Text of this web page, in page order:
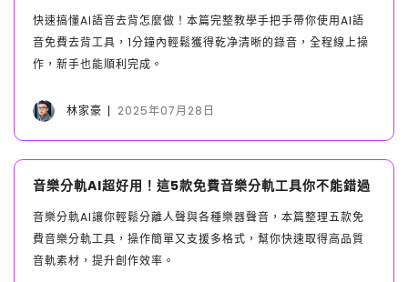
快速搞懂AI語音去背怎麼做！本篇完整教學手把手帶你使用AI語
音免費去背工具，1分鐘內輕鬆獲得乾净清晰的錄音，全程線上操
作，新手也能順利完成。
林家豪 2025年07月28日
音樂分軌AI超好用！這5款免費音樂分軌工具你不能錯過
音樂分軌AI讓你輕鬆分離人聲與各種樂器聲音，本篇整理五款免
費音樂分軌工具，操作簡單又支援多格式，幫你快速取得高品質
音軌素材，提升創作效率。